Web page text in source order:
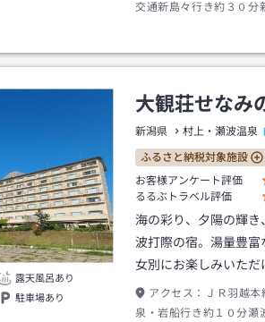
交通新島々行き約３０
露天風呂あり
駐車場あり
大観荘せなみ
新潟県 村上・瀬波温泉
ふるさと納税対象施設
お客様アンケート評価
るるぶトラベル評価
海の彩り、夕陽の輝き
波打際の宿。湯量豊
女別にお楽しみいただ
アクセス：
ＪＲ羽越
泉・岩船行き約１０分